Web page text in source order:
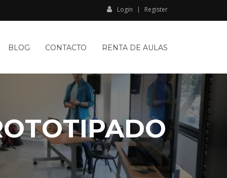
Login Register
BLOG CONTACTO RENTA DE AULAS